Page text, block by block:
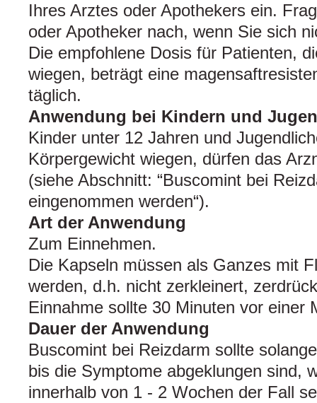
Ihres Arztes oder Apothekers ein.
oder Apotheker nach, wenn Sie sich
Die empfohlene Dosis für Patienten,
wiegen, beträgt eine
täglich.
Anwendung bei Kindern und
Kinder unter 12 Jahren und
Körpergewicht wiegen, dürfen das
(siehe Abschnitt: “Buscomint bei
eingenommen werden“).
Art der Anwendung
Zum Einnehmen.
Die Kapseln müssen als Ganzes mit
werden, d.h. nicht zerkleinert,
Einnahme sollte 30 Minuten vor einer
Dauer der Anwendung
Buscomint bei Reizdarm sollte
bis die Symptome abgeklungen sind,
innerhalb von 1 - 2 Wochen der Fall